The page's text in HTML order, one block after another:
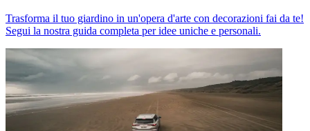
Trasforma il tuo giardino in un'opera d'arte con decorazioni fai da te!
Segui la nostra guida completa per idee uniche e personali.